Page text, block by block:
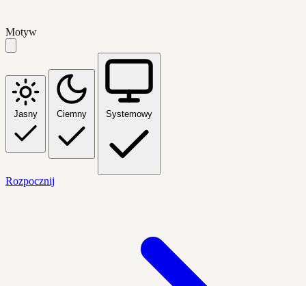
Motyw
Jasny Ciemny Systemowy
Rozpocznij